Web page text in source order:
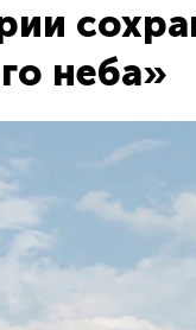
неба»